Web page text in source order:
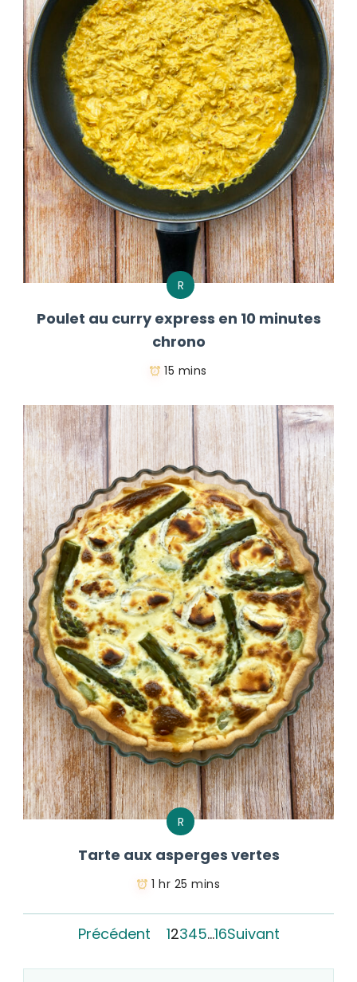
R
Poulet au curry express en 10 minutes
chrono
15 mins
R
Tarte aux asperges vertes
1 hr 25 mins
Précédent 12345…16Suivant